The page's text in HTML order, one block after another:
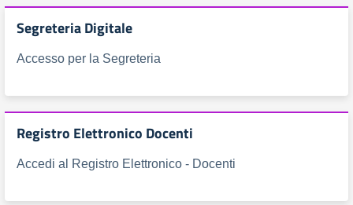
Segreteria Digitale
Accesso per la Segreteria
Registro Elettronico Docenti
Accedi al Registro Elettronico - Docenti